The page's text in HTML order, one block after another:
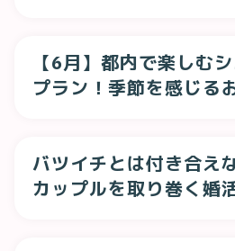
【6月】都内で楽しむ
プラン！季節を感じる
バツイチとは付き合え
カップルを取り巻く婚